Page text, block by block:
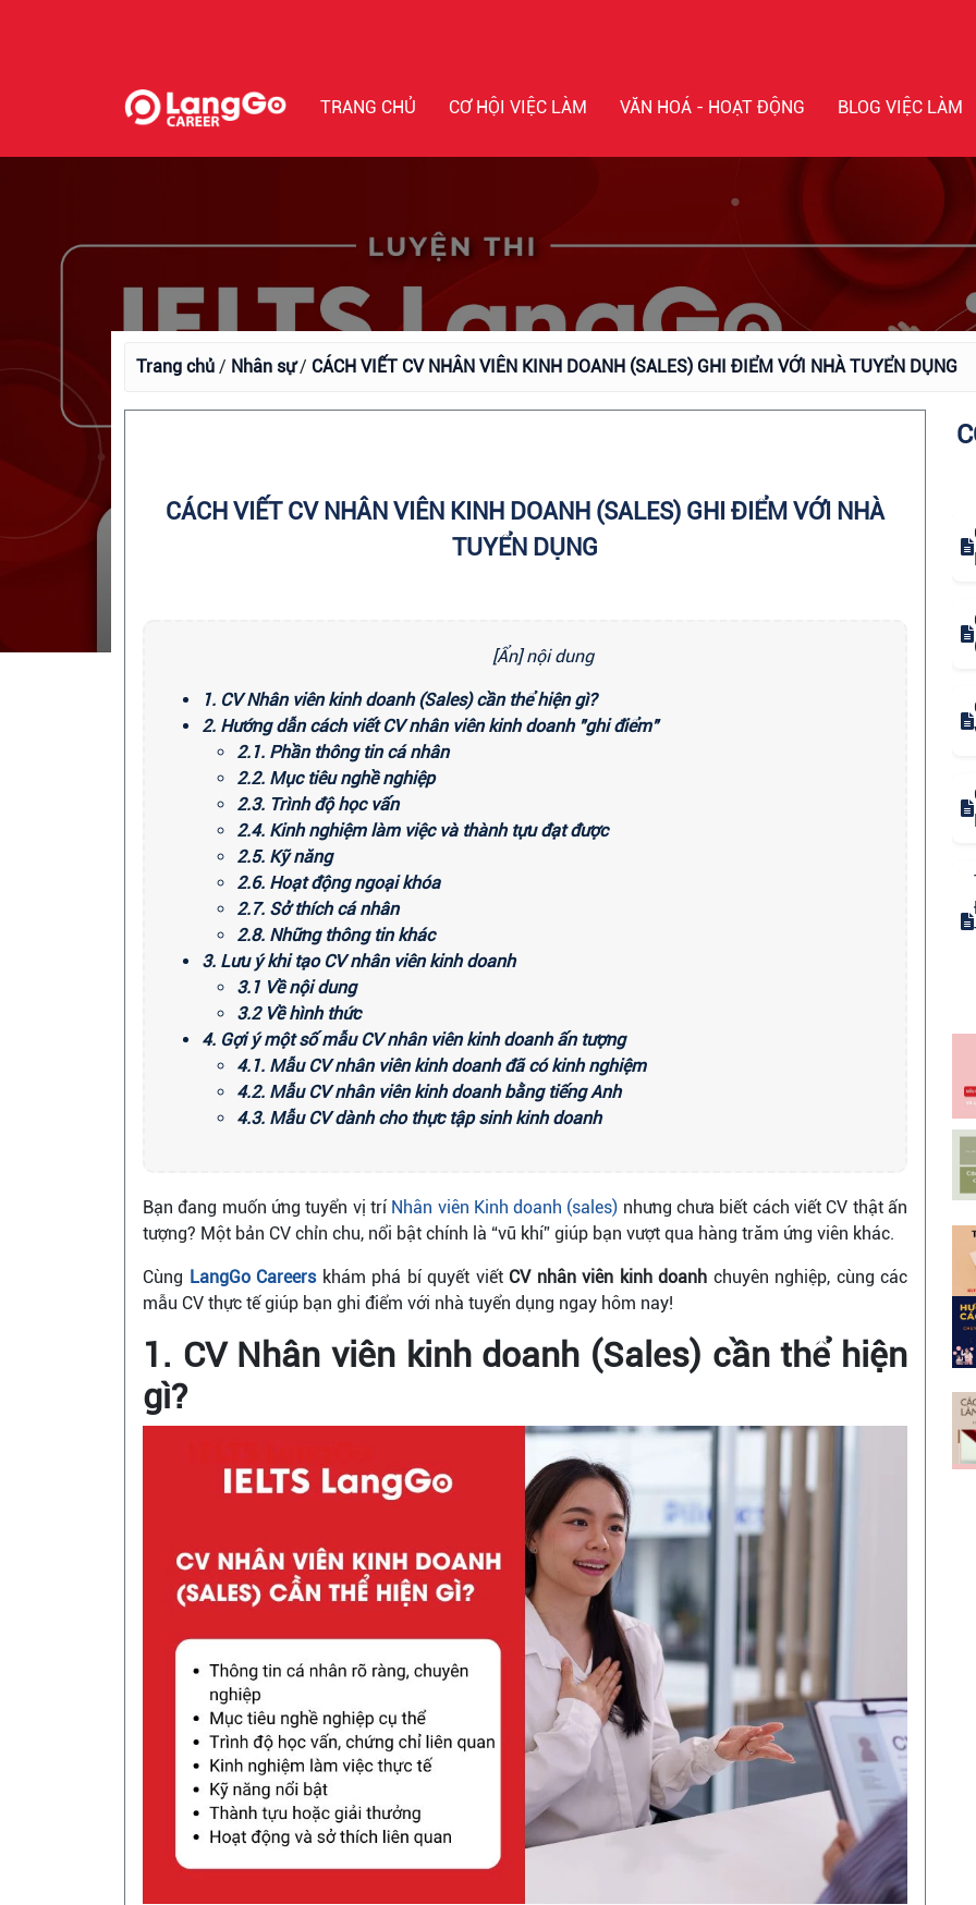
TRANG CHỦ CƠ HỘI VIỆC LÀM VĂN HOÁ - HOẠT ĐỘNG BLOG VIỆC LÀM
Trang chủ / Nhân sự/ CÁCH VIẾT CV NHÂN VIÊN KINH DOANH (SALES) GHI ĐIỂM VỚI NHÀ TUYỂN DỤNG
CÁCH VIẾT CV NHÂN VIÊN KINH DOANH (SALES) GHI ĐIỂM VỚI NHÀ
TUYỂN DỤNG
[Ẩn] nội dung
1. CV Nhân viên kinh doanh (Sales) cần thể hiện gì?
2. Hướng dẫn cách viết CV nhân viên kinh doanh "ghi điểm"
2.1. Phần thông tin cá nhân
2.2. Mục tiêu nghề nghiệp
2.3. Trình độ học vấn
2.4. Kinh nghiệm làm việc và thành tựu đạt được
2.5. Kỹ năng
2.6. Hoạt động ngoại khóa
2.7. Sở thích cá nhân
2.8. Những thông tin khác
3. Lưu ý khi tạo CV nhân viên kinh doanh
3.1 Về nội dung
3.2 Về hình thức
4. Gợi ý một số mẫu CV nhân viên kinh doanh ấn tượng
4.1. Mẫu CV nhân viên kinh doanh đã có kinh nghiệm
4.2. Mẫu CV nhân viên kinh doanh bằng tiếng Anh
4.3. Mẫu CV dành cho thực tập sinh kinh doanh
Bạn đang muốn ứng tuyển vị trí Nhân viên Kinh doanh (sales) nhưng chưa biết cách viết CV thật ấn
tượng? Một bản CV chỉn chu, nổi bật chính là “vũ khí” giúp bạn vượt qua hàng trăm ứng viên khác.
Cùng LangGo Careerskhám phá bí quyết viết CV nhân viên kinh doanh chuyên nghiệp, cùng các
mẫu CV thực tế giúp bạn ghi điểm với nhà tuyển dụng ngay hôm nay!
1. CV Nhân viên kinh doanh (Sales) cần thể hiện
gì?